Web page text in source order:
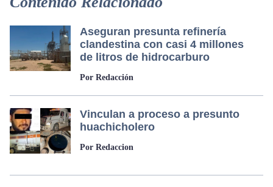
Aseguran presunta refinería
clandestina con casi 4 millones
de litros de hidrocarburo
Por Redacción
Vinculan a proceso a presunto
huachicholero
Por Redaccion